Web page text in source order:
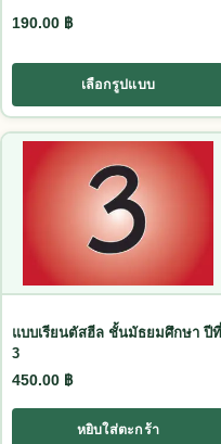
190.00 ฿
เลือกรูปแบบ
แบบเรียนตัสฮีล ชั้นมัธยมศึกษา ปีที่
3
450.00 ฿
หยิบใส่ตะกร้า